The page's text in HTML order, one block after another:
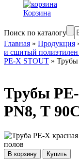
Корзина
Поиск по каталогу
Главная » Продукция
и сшитый
PE-X STOUT » Трубы
Трубы
PN8, Т
Купить